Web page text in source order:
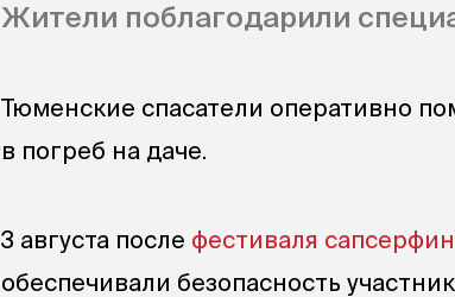
Жители поблагодарили
Тюменские спасатели оперативно
в погреб на даче.
3 августа после фестиваля
обеспечивали безопасность